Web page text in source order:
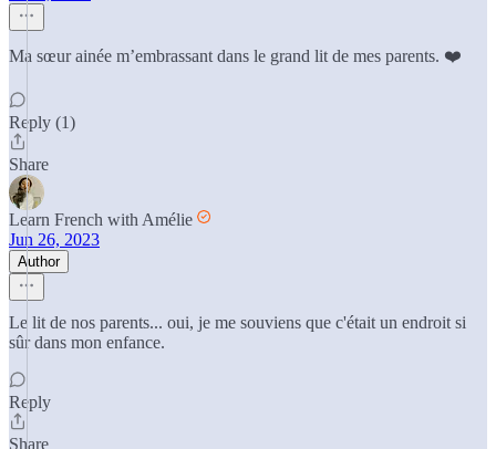
Ma sœur ainée m’embrassant dans le grand lit de mes parents. ❤️
Reply (1)
Share
Learn French with Amélie
Jun 26, 2023
Author
Le lit de nos parents... oui, je me souviens que c'était un endroit si
sûr dans mon enfance.
Reply
Share